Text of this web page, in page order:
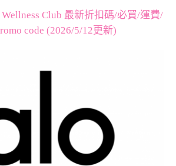
Club 最新折扣碼/必買/運費/
code (2026/5/12更新)